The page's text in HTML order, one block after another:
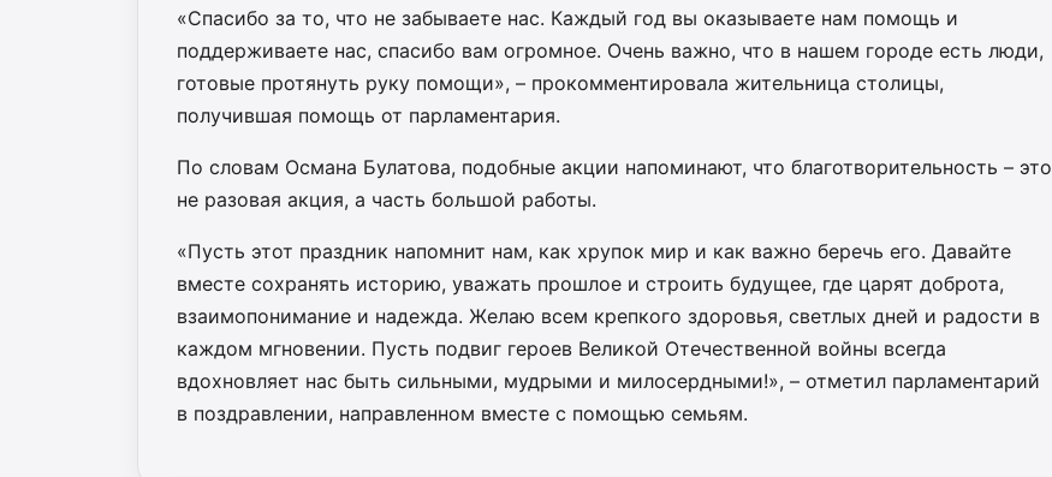
«Спасибо за то, что не забываете нас. Каждый год вы оказываете нам помощь и
поддерживаете нас, спасибо вам огромное. Очень важно, что в нашем городе есть люди,
готовые протянуть руку помощи», – прокомментировала жительница столицы,
получившая помощь от парламентария.
По словам Османа Булатова, подобные акции напоминают, что благотворительность – это
не разовая акция, а часть большой работы.
«Пусть этот праздник напомнит нам, как хрупок мир и как важно беречь его. Давайте
вместе сохранять историю, уважать прошлое и строить будущее, где царят доброта,
взаимопонимание и надежда. Желаю всем крепкого здоровья, светлых дней и радости в
каждом мгновении. Пусть подвиг героев Великой Отечественной войны всегда
вдохновляет нас быть сильными, мудрыми и милосердными!», – отметил парламентарий
в поздравлении, направленном вместе с помощью семьям.